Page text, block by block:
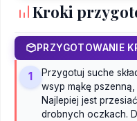
Kroki
PRZYGOTOWANIE
1
Przygotuj suche
wsyp mąkę
Najlepiej jest
drobnych oczkach.